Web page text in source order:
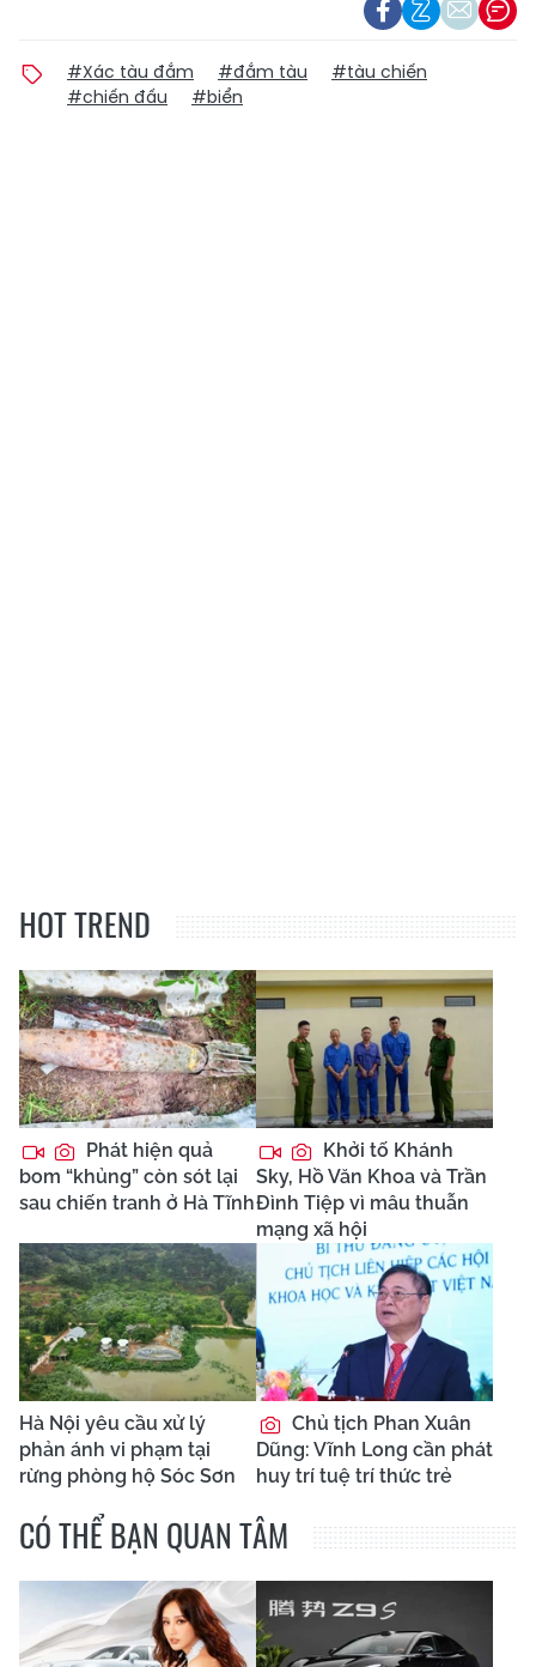
#Xác tàu đắm #đắm tàu
#tàu chiến
#chiến đấu
#biển
HOT TREND
Phát hiện quả
bom “khủng” còn sót lại
sau chiến tranh ở Hà Tĩnh
Khởi tố Khánh
Sky, Hồ Văn Khoa và Trần
Đình Tiệp vì mâu thuẫn
mạng xã hội
Hà Nội yêu cầu xử lý
phản ánh vi phạm tại
rừng phòng hộ Sóc Sơn
Chủ tịch Phan Xuân
Dũng: Vĩnh Long cần phát
huy trí tuệ trí thức trẻ
CÓ THỂ BẠN QUAN TÂM